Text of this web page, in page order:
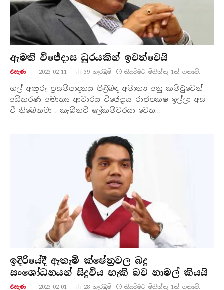
ඇමති විජේදාස ධුරයකින් ඉවත්වෙයි
එසැණ 2023-02-11 39 නැරඹු​ම් කියවීමට මිනිත්තු 1ක් ගතවේ.
ගල් අඟුරු ප්‍රසම්පාදනය පිළිබඳ අමාත්‍ය අනු කමිටුවෙන්
අධිකරණ අමාත්‍ය ආචාර්ය විජේදාස රාජපක්ෂ ඉල්ලා අස්
වී තිබෙනවා . කැබිනට් ලේකම්වරයා වෙත…
ඉදිරියේදී ඇතැම් ක්ෂේත්‍රවල බදු
සංශෝධනයන් සිදුවිය හැකි බව නාමල් කියයි
එසැණ 2023-02-01 28 නැරඹු​ම් කියවීමට මිනිත්තු 1ක් ගතවේ.